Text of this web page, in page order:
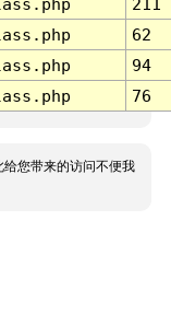
211
62
94
76
您带来的访问不便我